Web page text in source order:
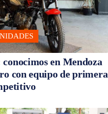
en Mendoza
con equipo de primera